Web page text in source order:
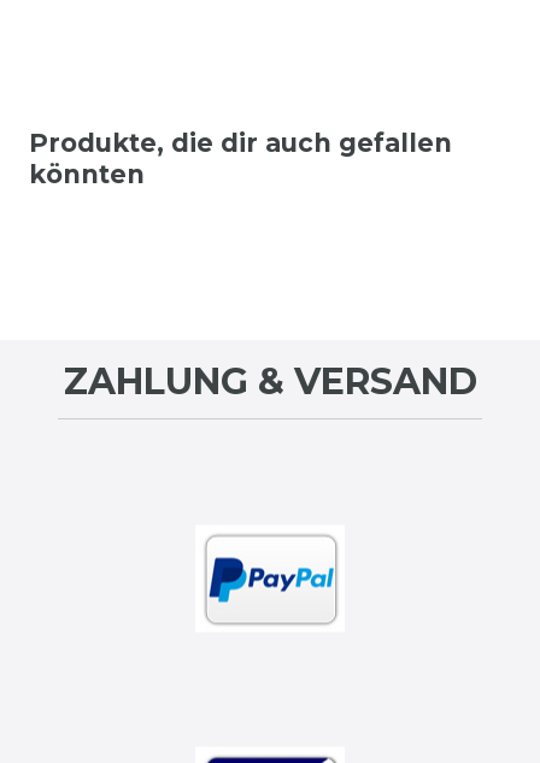
Produkte, die dir auch gefallen
könnten
ZAHLUNG & VERSAND